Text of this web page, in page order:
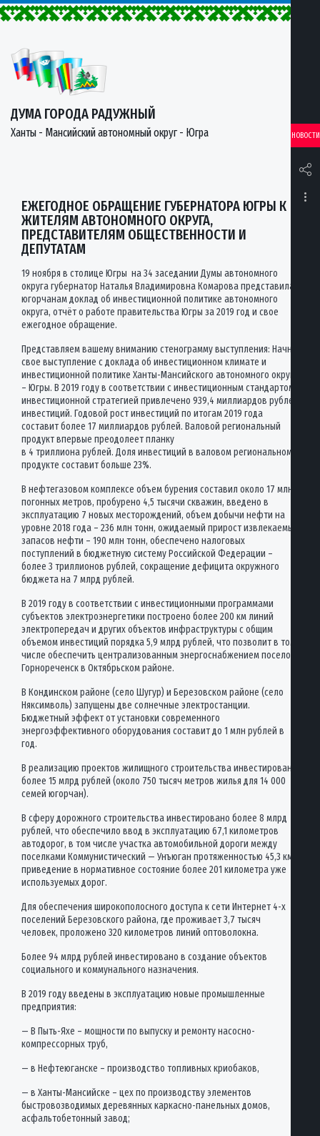
ДУМА ГОРОДА РАДУЖНЫЙ
Ханты - Мансийский автономный округ - Югра НОВОСТИ
ЕЖЕГОДНОЕ ОБРАЩЕНИЕ ГУБЕРНАТОРА ЮГРЫ К
ЖИТЕЛЯМ АВТОНОМНОГО ОКРУГА,
ПРЕДСТАВИТЕЛЯМ ОБЩЕСТВЕННОСТИ И
ДЕПУТАТАМ
19 ноября в столице Югры на 34 заседании Думы автономного
округа губернатор Наталья Владимировна Комарова представила
югорчанам доклад об инвестиционной политике автономного
округа, отчёт о работе правительства Югры за 2019 год и свое
ежегодное обращение.
Представляем вашему вниманию стенограмму выступления: Начну
свое выступление с доклада об инвестиционном климате и
инвестиционной политике Ханты-Мансийского автономного округа
– Югры. В 2019 году в соответствии с инвестиционным стандартом,
инвестиционной стратегией привлечено 939,4 миллиардов рублей
инвестиций. Годовой рост инвестиций по итогам 2019 года
составит более 17 миллиардов рублей. Валовой региональный
продукт впервые преодолеет планку
в 4 триллиона рублей. Доля инвестиций в валовом региональном
продукте составит больше 23%.
В нефтегазовом комплексе объем бурения составил около 17 млн
погонных метров, пробурено 4,5 тысячи скважин, введено в
эксплуатацию 7 новых месторождений, объем добычи нефти на
уровне 2018 года – 236 млн тонн, ожидаемый прирост извлекаемых
запасов нефти – 190 млн тонн, обеспечено налоговых
поступлений в бюджетную систему Российской Федерации –
более 3 триллионов рублей, сокращение дефицита окружного
бюджета на 7 млрд рублей.
В 2019 году в соответствии с инвестиционными программами
субъектов электроэнергетики построено более 200 км линий
электропередач и других объектов инфраструктуры с общим
объемом инвестиций порядка 5,9 млрд рублей, что позволит в том
числе обеспечить централизованным энергоснабжением поселок
Горнореченск в Октябрьском районе.
В Кондинском районе (село Шугур) и Березовском районе (село
Няксимволь) запущены две солнечные электростанции.
Бюджетный эффект от установки современного
энергоэффективного оборудования составит до 1 млн рублей в
год.
В реализацию проектов жилищного строительства инвестировано
более 15 млрд рублей (около 750 тысяч метров жилья для 14 000
семей югорчан).
В сферу дорожного строительства инвестировано более 8 млрд
рублей, что обеспечило ввод в эксплуатацию 67,1 километров
автодорог, в том числе участка автомобильной дороги между
поселками Коммунистический — Унъюган протяженностью 45,3 км,
приведение в нормативное состояние более 201 километра уже
используемых дорог.
Для обеспечения широкополосного доступа к сети Интернет 4-х
поселений Березовского района, где проживает 3,7 тысяч
человек, проложено 320 километров линий оптоволокна.
Более 94 млрд рублей инвестировано в создание объектов
социального и коммунального назначения.
В 2019 году введены в эксплуатацию новые промышленные
предприятия:
— В Пыть-Яхе – мощности по выпуску и ремонту насосно-
компрессорных труб,
— в Нефтеюганске – производство топливных криобаков,
— в Ханты-Мансийске – цех по производству элементов
быстровозводимых деревянных каркасно-панельных домов,
асфальтобетонный завод;